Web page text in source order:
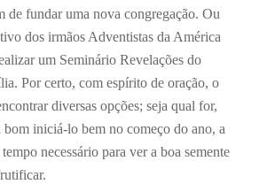
de fundar uma nova congregação. Ou
dos irmãos Adventistas da América
um Seminário Revelações do
Por certo, com espírito de oração, o
diversas opções; seja qual for,
bom iniciá-lo bem no começo do ano, a
necessário para ver a boa semente